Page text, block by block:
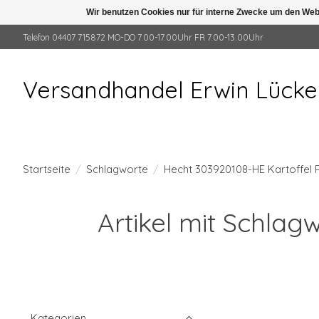
Telefon 04407 715872 MO-DO 7.00-17.00Uhr FR 7.00-13.00Uhr
Versandhandel Erwin
Startseite / Schlagworte / Hecht 303920108-HE Kartoffel
Artikel mit
Wir benutzen Cookies nur für interne Zwecke um den